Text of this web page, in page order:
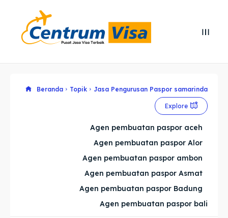
Cari
Cari
Explore our destinations
Explore our destinations
Beranda Topik Jasa Pengurusan Paspor samarinda
Explore
Agen pembuatan paspor aceh
Agen pembuatan paspor Alor
Agen pembuatan paspor ambon
Agen pembuatan paspor Asmat
Agen pembuatan paspor Badung
Agen pembuatan paspor bali